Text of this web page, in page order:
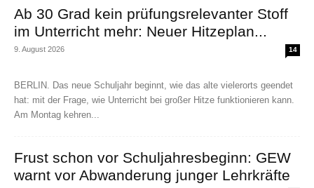
Ab 30 Grad kein prüfungsrelevanter Stoff
im Unterricht mehr: Neuer Hitzeplan...
9. August 2026 14
BERLIN. Das neue Schuljahr beginnt, wie das alte vielerorts geendet
hat: mit der Frage, wie Unterricht bei großer Hitze funktionieren kann.
Am Montag kehren...
Frust schon vor Schuljahresbeginn: GEW
warnt vor Abwanderung junger Lehrkräfte